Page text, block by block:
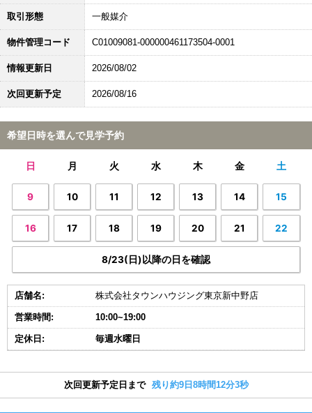
取引形態 一般媒介
物件管理コード C01009081-000000461173504-0001
情報更新日 2026/08/02
次回更新予定 2026/08/16
希望日時を選んで見学予約
日 月 火 水 木 金 土
9 10 11 12 13 14 15
16 17 18 19 20 21 22
8/23(日)以降の日を確認
店舗名: 株式会社タウンハウジング東京新中野店
営業時間: 10:00~19:00
定休日: 毎週水曜日
次回更新予定日まで 残り約9日8時間12分3秒